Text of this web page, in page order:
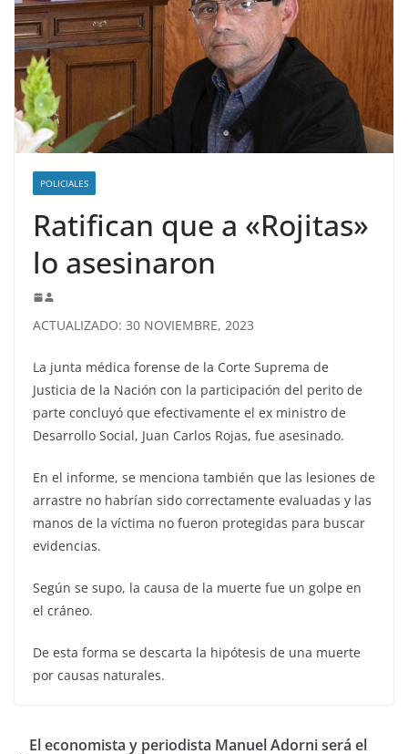
POLICIALES
Ratifican que a «Rojitas»
lo asesinaron
ACTUALIZADO: 30 NOVIEMBRE, 2023
La junta médica forense de la Corte Suprema de
Justicia de la Nación con la participación del perito de
parte concluyó que efectivamente el ex ministro de
Desarrollo Social, Juan Carlos Rojas, fue asesinado.
En el informe, se menciona también que las lesiones de
arrastre no habrían sido correctamente evaluadas y las
manos de la víctima no fueron protegidas para buscar
evidencias.
Según se supo, la causa de la muerte fue un golpe en
el cráneo.
De esta forma se descarta la hipótesis de una muerte
por causas naturales.
El economista y periodista Manuel Adorni será el